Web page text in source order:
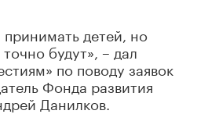
принимать детей, но
будут», – дал
по поводу заявок
Фонда развития
Данилков.